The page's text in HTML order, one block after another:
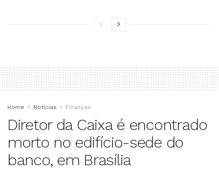
Home Notícias Finanças
Diretor da Caixa é encontrado
morto no edifício-sede do
banco, em Brasília